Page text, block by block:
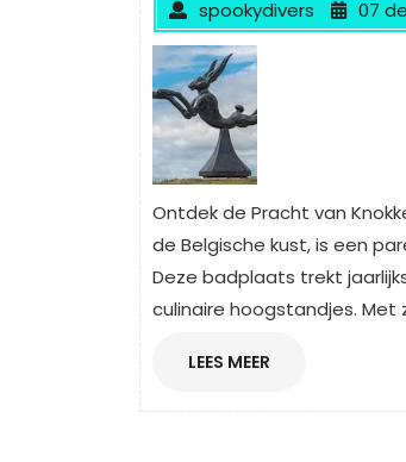
spookydivers 07
Ontdek de Pracht van
de Belgische kust, is een
Deze badplaats trekt
culinaire hoogstandjes.
LEES MEER